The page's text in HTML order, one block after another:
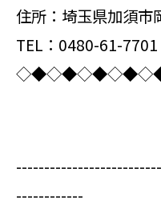
住所：埼玉県加須市
TEL：0480-61-
------------